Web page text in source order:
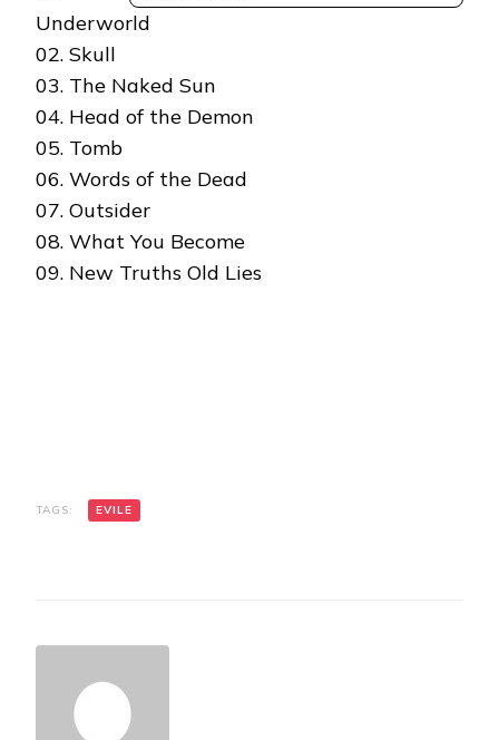
Underworld
02. Skull
03. The Naked Sun
04. Head of the Demon
05. Tomb
06. Words of the Dead
07. Outsider
08. What You Become
09. New Truths Old Lies
TAGS: EVILE